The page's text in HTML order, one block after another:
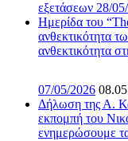
εξετάσεων 28/
Ημερίδα του
ανθεκτικότητα
ανθεκτικότητα
07/05/2026
Δήλωση της Α.
εκπομπή του
ενημερώσουμε τα